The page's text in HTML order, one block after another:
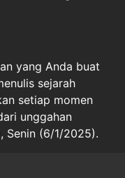
yang Anda buat
sejarah
setiap momen
unggahan
Senin (6/1/2025).